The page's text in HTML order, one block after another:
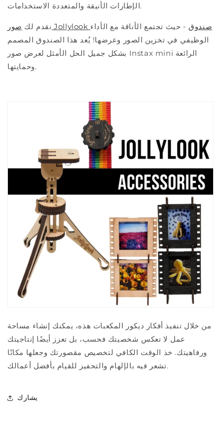
الإطارات الأنيقة والمتعددة الاستخدامات.
نقدم لك صور Jollylook صندوق- حيث تجتمع الأناقة مع الأداء
الوظيفي في تخزين الصور وعرضها! يُعد هذا الصندوق المصمم
بشكل جميل الحل الأمثل لعرض صور Instax mini الرائعة
وحمايتها.
من خلال تنفيذ أفكار ديكور المكعبات هذه، يمكنك إنشاء مساحة
عمل لا تعكس شخصيتك فحسب، بل تعزز أيضًا إنتاجيتك
ورفاهيتك. خذ الوقت الكافي لتخصيص مقصورتك وجعلها مكانًا
تشعر فيه بالإلهام والتحفيز للقيام بأفضل أعمالك.
يشارك